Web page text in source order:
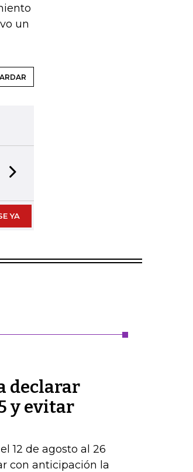
un
YA
declarar
y evitar
12 de agosto al 26
con anticipación la